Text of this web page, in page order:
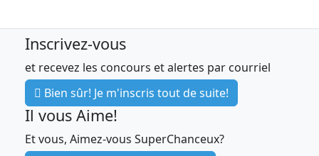
Inscrivez-vous
et recevez les concours et alertes par courriel
Bien sûr! Je m'inscris tout de suite!
Il vous Aime!
Et vous, Aimez-vous SuperChanceux?